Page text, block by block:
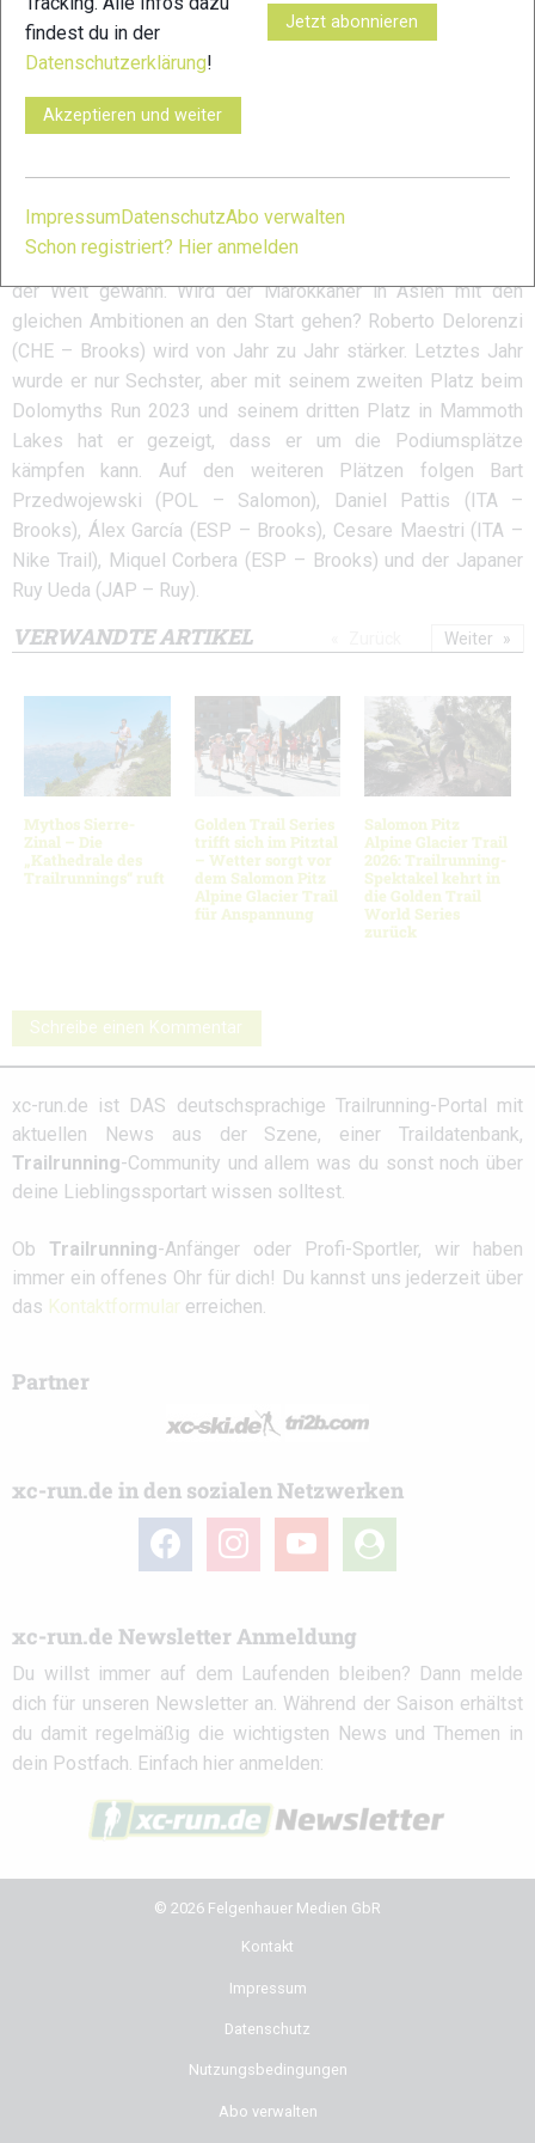
Golden Trail Series im vergangenen Jahr der Favorit für das
erste Rennen der Saison. Aber er wird es mit seinem
bekommen, der in Sierre-Zinal bewiesen hat, dass er das
prestigeträchtigste Rennen der Welt gewinnen kann. Diese
beiden müssen sich vor Elhousine Elazzaoui (MAR –
Dolomyths Run 2023 der Welt gezeigt hat, wozu er fähig ist,
indem er das große Finale in Italien vor den besten Athleten
der Welt gewann. Wird der Marokkaner in Asien mit den
gleichen Ambitionen an den Start gehen? Roberto Delorenzi
(CHE – Brooks) wird von Jahr zu Jahr stärker. Letztes Jahr
wurde er nur Sechster, aber mit seinem zweiten Platz beim
Dolomyths Run 2023 und seinem dritten Platz in Mammoth
Lakes hat er gezeigt, dass er um die Podiumsplätze
kämpfen kann. Auf den weiteren Plätzen folgen Bart
Przedwojewski (POL – Salomon), Daniel Pattis (ITA –
Brooks), Álex García (ESP – Brooks), Cesare Maestri (ITA –
Nike Trail), Miquel Corbera (ESP – Brooks) und der Japaner
Ruy Ueda (JAP – Ruy).
VERWANDTE ARTIKEL
Mythos Sierre-
Zinal – Die
„Kathedrale des
Trailrunnings“ ruft
Golden Trail Series
trifft sich im Pitztal
– Wetter sorgt vor
dem Salomon Pitz
Alpine Glacier Trail
für Anspannung
Salomon Pitz
Alpine Glacier Trail
2026: Trailrunning-
Spektakel kehrt in
die Golden Trail
World Series
zurück
Weiter
Schreibe einen Kommentar
xc-run.de ist DAS deutschsprachige Trailrunning-Portal mit
aktuellen News aus der Szene, einer Traildatenbank,
Trailrunning-Community und allem was du sonst noch über
deine Lieblingssportart wissen solltest.
Ob Trailrunning-Anfänger oder Profi-Sportler, wir haben
immer ein offenes Ohr für dich! Du kannst uns jederzeit über
das Kontaktformular erreichen.
Partner
xc-run.de in den sozialen Netzwerken
facebook instagramyoutube
user-
circle
xc-run.de Newsletter Anmeldung
Du willst immer auf dem Laufenden bleiben? Dann melde
dich für unseren Newsletter an. Während der Saison erhältst
du damit regelmäßig die wichtigsten News und Themen in
dein Postfach. Einfach hier anmelden:
© 2026 Felgenhauer Medien GbR
Kontakt
Impressum
Datenschutz
Nutzungsbedingungen
Abo verwalten
findest du in der
Datenschutzerklärung!
Akzeptieren und weiter
Jetzt abonnieren
ImpressumDatenschutzAbo verwalten
Schon registriert? Hier anmelden